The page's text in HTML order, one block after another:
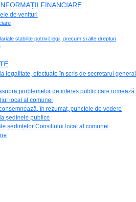
FINANCIARE
de venituri
stabilite potrivit legii, precum si alte drepturi
legalitate, efectuate în scris de secretarul general
problemelor de interes public care urmează
local al comunei
în rezumat, punctele de vedere
ședinele publice
ședințelor Consiliului local al comunei